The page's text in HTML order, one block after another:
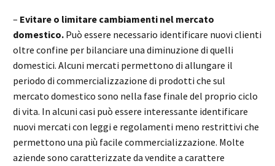
– Evitare o limitare cambiamenti nel mercato
domestico. Può essere necessario identificare nuovi clienti
oltre confine per bilanciare una diminuzione di quelli
domestici. Alcuni mercati permettono di allungare il
periodo di commercializzazione di prodotti che sul
mercato domestico sono nella fase finale del proprio ciclo
di vita. In alcuni casi può essere interessante identificare
nuovi mercati con leggi e regolamenti meno restrittivi che
permettono una più facile commercializzazione. Molte
aziende sono caratterizzate da vendite a carattere